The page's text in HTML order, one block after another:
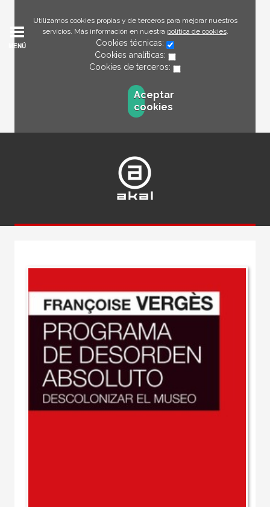
Utilizamos cookies propias y de terceros para mejorar nuestros
servicios. Más información en nuestra política de cookies.
Cookies técnicas:
Cookies analíticas:
Cookies de terceros:
Aceptar
cookies
MENÚ